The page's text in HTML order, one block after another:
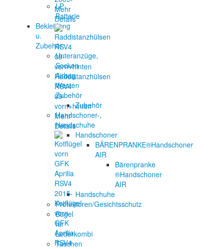
LP
Batterie
Bekleidung
u.
Zubehör
Unteranzüge,
Socken
Airbag
Westen
Zubehör
Zubehör
Handschoner-,
Handschuhe
Handschoner
BÄRENPRANKE®Handschoner
AIR
Bärenpranke
®Handschoner
AIR
Handschuhe
Protektoren/Gesichtsschutz
Bügel
für
Lederkombi
Taschen
Mehr
Details
Raddistanzhülsen
RSV4
09-
vorn+hinten
Mehr
Details
Kotflügel
vorn
GFK
Aprilia
RSV4